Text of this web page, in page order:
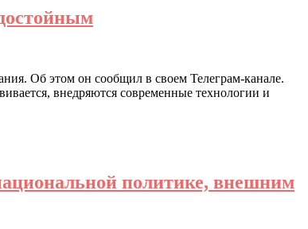
Об этом он сообщил в своем Телеграм-канале.
внедряются современные технологии и
политике, внешним